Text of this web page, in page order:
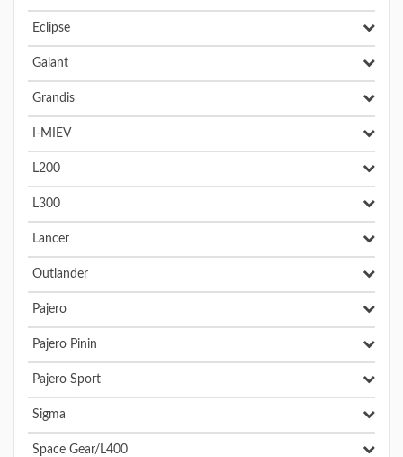
Eclipse
Galant
Grandis
I-MIEV
L200
L300
Lancer
Outlander
Pajero
Pajero Pinin
Pajero Sport
Sigma
Space Gear/L400